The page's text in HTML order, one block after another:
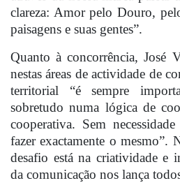
clareza: Amor pelo Douro,
paisagens e suas gentes”.
Quanto à concorrência, José
nestas áreas de actividade de
territorial “é sempre
sobretudo numa lógica de
cooperativa. Sem
fazer exactamente o mesmo”.
desafio está na criatividade e
da comunicação nos lança